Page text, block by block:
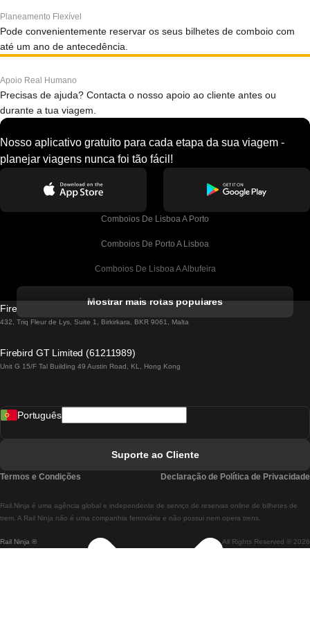
Planeamento Flexível
Pode convenientemente reservar os seus bilhetes de comboio com
até um ano de antecedência.
Apoio Real Humano
Precisas de ajuda? Contacta o nosso apoio ao cliente antes ou
durante a tua viagem.
Nosso aplicativo gratuito para cada etapa da sua viagem -
planejar viagens nunca foi tão fácil!
Comboios De Lisboa A Porto
Comboios De Porto A Lisboa
Comboios De Lisboa A Albufeira
Comboios De Lisboa A Lagos
Comboios De Lisboa A Madrid
Comboios De Lisboa A Braga
Comboios De Braga A Lisboa
Mostrar mais rotas populares
Firebird GT Limited (OC 1451)
432, Triq Fleur de Lys, Suite 1, Birkirkara, BKR 9061, Malta
Firebird GT Limited (61211989)
Unit G 15/F Tal Building 49 Austin Road, KL, Hong Kong
Rail Ninja ® All Rights Reserved © 2026
Rail.Ninja é uma agência global e independente de serviço de reservas online de bilhetes de
trem. A Rail Ninja não é uma companhia ferroviária e não possui nem opera trens.
Português
Suporte ao Cliente
Termos e Condições Declaração de Política de Privacidade